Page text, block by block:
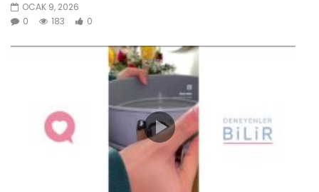
OCAK 9, 2026
0
183 0